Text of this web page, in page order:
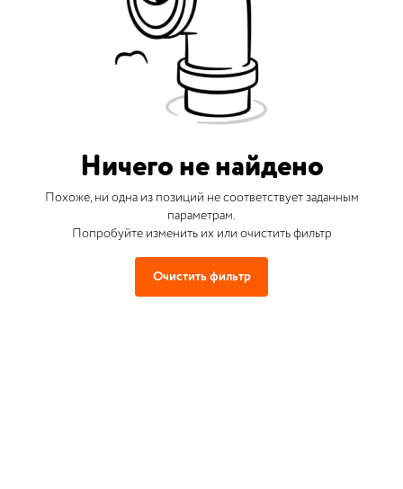
Ничего не найдено
Похоже, ни одна из позиций не соответствует заданным
параметрам.
Попробуйте изменить их или очистить фильтр
Очистить фильтр